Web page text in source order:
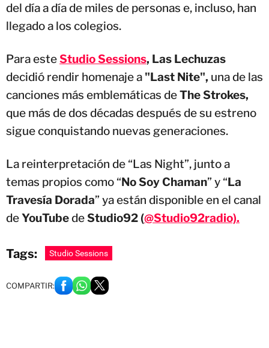
del día a día de miles de personas e, incluso, han
llegado a los colegios.
Para esteStudio Sessions, Las Lechuzas
decidió rendir homenaje a "Last Nite", una de las
canciones más emblemáticas deThe Strokes,
que más de dos décadas después de su estreno
sigue conquistando nuevas generaciones.
La reinterpretación de “Las Night”, junto a
temas propios como “No Soy Chaman” y “La
Travesía Dorada” ya están disponible en el canal
deYouTubedeStudio92 (@Studio92radio).
Tags: Studio Sessions
COMPARTIR: